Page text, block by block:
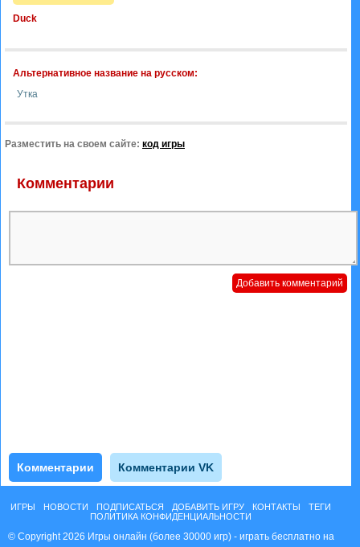
Duck
Альтернативное название на русском:
Утка
Разместить на своем сайте: код игры
Комментарии
Комментарии Комментарии VK
ИГРЫ НОВОСТИ ПОДПИСАТЬСЯ ДОБАВИТЬ ИГРУ КОНТАКТЫ
ТЕГИ
ПОЛИТИКА КОНФИДЕНЦИАЛЬНОСТИ
© Copyright 2026 Игры онлайн (более 30000 игр) - играть бесплатно на